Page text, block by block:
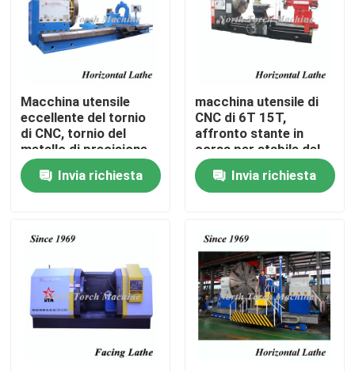
Circa noi
Controllo di qualità
Contattici
Richieda una citazione
Macchina del tornio del metallo
Affrontando in macchina del tornio
Macchina utensile
eccellente del tornio
di CNC, tornio del
metallo di precisione
per l'asse lavorante
Invia richiesta
macchina utensile di
CNC di 6T 15T,
affronto stante in
corsa per stabile del
tornio del metallo di
CNC in tuboInvia richiesta